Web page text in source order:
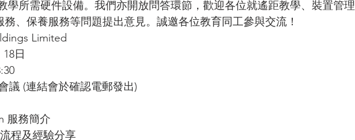
學所需硬件設備。我們亦開放問答環節，歡迎各位就遙距教學、裝置管理
務、保養服務等問題提出意見。誠邀各位教育同工參與交流！
Limited
日
議 (連結會於確認電郵發出)
服務簡介
程及經驗分享